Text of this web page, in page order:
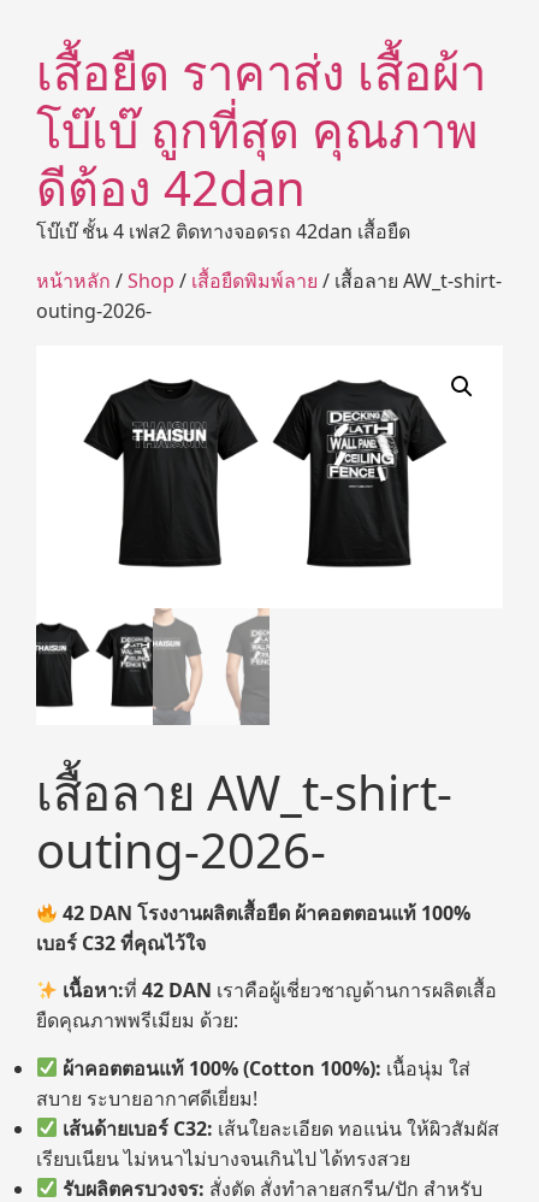
เสื้อยืด ราคาส่ง เสื้อผ้า
โบ๊เบ๊ ถูกที่สุด คุณภาพ
ดีต้อง 42dan
โบ๊เบ๊ ชั้น 4 เฟส2 ติดทางจอดรถ 42dan เสื้อยืด
หน้าหลัก /Shop / เสื้อยืดพิมพ์ลาย / เสื้อลาย AW_t-shirt-
outing-2026-
เสื้อลาย AW_t-shirt-
outing-2026-
42 DANโรงงานผลิตเสื้อยืด ผ้าคอตตอนแท้ 100%
เบอร์ C32ที่คุณไว้ใจ
เนื้อหา:ที่42 DAN เราคือผู้เชี่ยวชาญด้านการผลิตเสื้อ
ยืดคุณภาพพรีเมียม ด้วย:
ผ้าคอตตอนแท้ 100% (Cotton 100%): เนื้อนุ่ม ใส่
สบาย ระบายอากาศดีเยี่ยม!
เส้นด้ายเบอร์ C32: เส้นใยละเอียด ทอแน่น ให้ผิวสัมผัส
เรียบเนียน ไม่หนาไม่บางจนเกินไป ได้ทรงสวย
รับผลิตครบวงจร: สั่งตัด สั่งทำลายสกรีน/ปัก สำหรับ